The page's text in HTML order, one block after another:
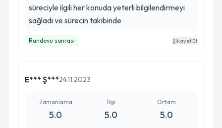
süreciyle ilgili her konuda yeterli bilgilendirmeyi
sağladı ve sürecin takibinde
Randevu sonrası Şikayet Et
E*** Ş***24.11.2023
Zamanlama
5.0
İlgi
5.0
Ortam
5.0